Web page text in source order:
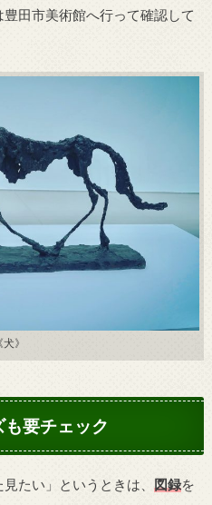
田市美術館へ行って確認して
犬》
要チェック
たい」というときは、 図録を